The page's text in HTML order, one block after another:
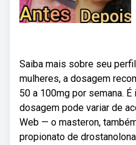
Saiba mais sobre seu
mulheres, a dosagem
50 a 100mg por semana.
dosagem pode variar de
Web — o masteron,
propionato de